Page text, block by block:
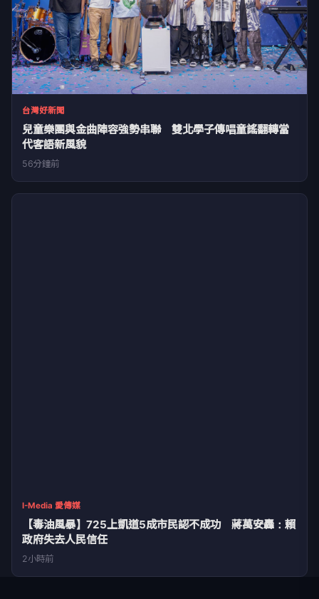
台灣好新聞
兒童樂團與金曲陣容強勢串聯 雙北學子傳唱童謠翻轉當
代客語新風貌
56分鐘前
I-Media 愛傳媒
【毒油風暴】725上凱道5成市民認不成功 蔣萬安轟：賴
政府失去人民信任
2小時前